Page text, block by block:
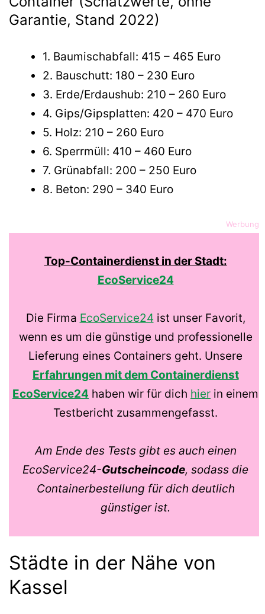
Garantie, Stand 2022)
1. Baumischabfall: 415 – 465 Euro
2. Bauschutt: 180 – 230 Euro
3. Erde/Erdaushub: 210 – 260 Euro
4. Gips/Gipsplatten: 420 – 470 Euro
5. Holz: 210 – 260 Euro
6. Sperrmüll: 410 – 460 Euro
7. Grünabfall: 200 – 250 Euro
8. Beton: 290 – 340 Euro
Werbung
Top-Containerdienst in der Stadt:
EcoService24
Die Firma EcoService24 ist unser Favorit,
wenn es um die günstige und professionelle
Lieferung eines Containers geht. Unsere
Erfahrungen mit dem Containerdienst
EcoService24 haben wir für dich hier in einem
Testbericht zusammengefasst.
Am Ende des Tests gibt es auch einen
EcoService24-Gutscheincode, sodass die
Containerbestellung für dich deutlich
günstiger ist.
Städte in der Nähe von
Kassel